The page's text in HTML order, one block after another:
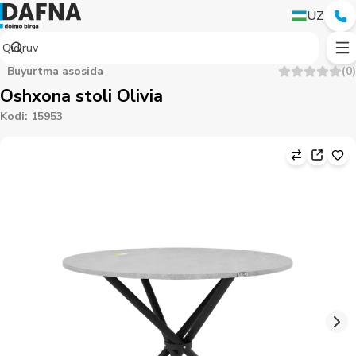
UZ
Buyurtma asosida (0)
Oshxona stoli Olivia
Kodi: 15953